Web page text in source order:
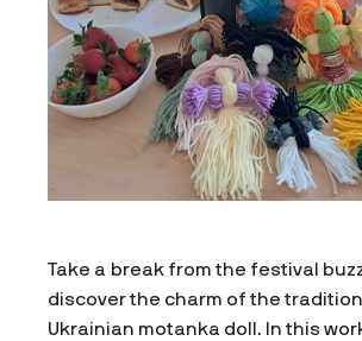
Take a break from the festival
discover the charm of the
Ukrainian motanka doll. In this